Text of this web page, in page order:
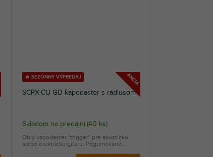
AKCIA
🔥 SEZÓNNY VÝPREDAJ
SCPX-CU GD kapodaster s rádiusom
Skladom na predajni (40 ks)
Oblý kapodaster "trigger" pre akustickú
alebo elektrickú gitaru. Pogumované...